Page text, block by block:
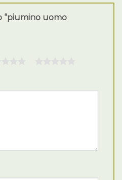
“piumino uomo